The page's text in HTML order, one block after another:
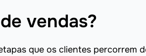
vendas?
que os clientes percorrem